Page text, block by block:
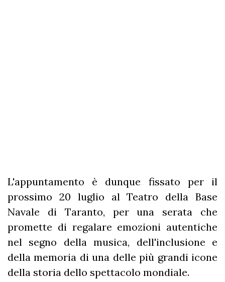
L'appuntamento è dunque fissato per il
prossimo 20 luglio al Teatro della Base
Navale di Taranto, per una serata che
promette di regalare emozioni autentiche
nel segno della musica, dell'inclusione e
della memoria di una delle più grandi icone
della storia dello spettacolo mondiale.